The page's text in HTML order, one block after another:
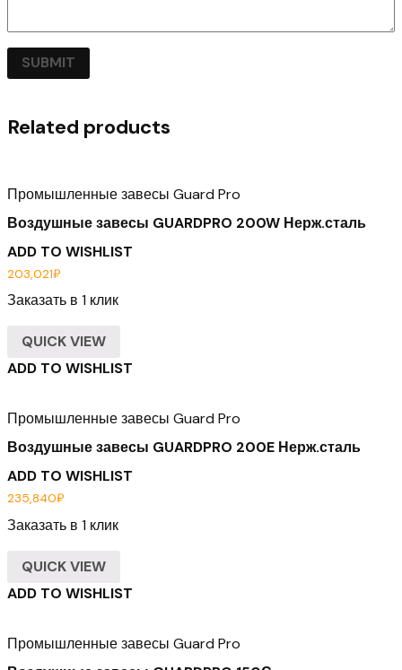
Related products
Промышленные завесы Guard Pro
Воздушные завесы GUARDPRO 200W Нерж.сталь
ADD TO WISHLIST
203,021₽
Заказать в 1 клик
QUICK VIEW
ADD TO WISHLIST
Промышленные завесы Guard Pro
Воздушные завесы GUARDPRO 200E Нерж.сталь
ADD TO WISHLIST
235,840₽
Заказать в 1 клик
QUICK VIEW
ADD TO WISHLIST
Промышленные завесы Guard Pro